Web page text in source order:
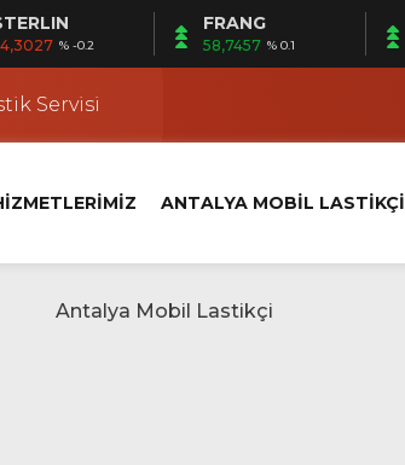
% -0.2
FRANG
58,7457 % 0.1
Servisi Ayağınıza Gelsin
Servisi
Lastik Servisi
Lastik Servisi
Lastik Servisi
Lastik Servisi
Yardım
Servisi Ayağınıza Gelsin
ANTALYA MOBİL LASTİKÇİ